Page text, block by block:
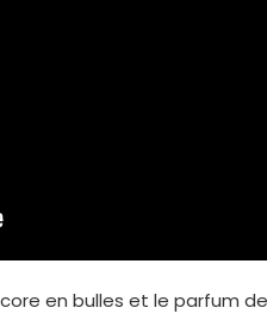
en bulles et le parfum